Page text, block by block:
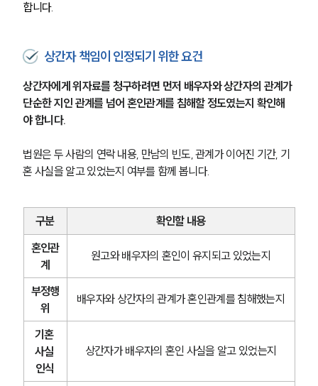
합니다.
상간자 책임이 인정되기 위한 요건
상간자에게 위자료를 청구하려면 먼저 배우자와 상간자의 관계가
단순한 지인 관계를 넘어 혼인관계를 침해할 정도였는지 확인해
야 합니다.
법원은 두 사람의 연락 내용, 만남의 빈도, 관계가 이어진 기간, 기
혼 사실을 알고 있었는지 여부를 함께 봅니다.
구분
확인할 내용
혼인관
계
원고와 배우자의 혼인이 유지되고 있었는지
부정행
위
배우자와 상간자의 관계가 혼인관계를 침해했는지
기혼
사실
인식
상간자가 배우자의 혼인 사실을 알고 있었는지